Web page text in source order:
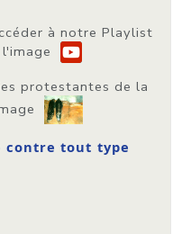
à notre Playlist
protestantes de la
contre tout type